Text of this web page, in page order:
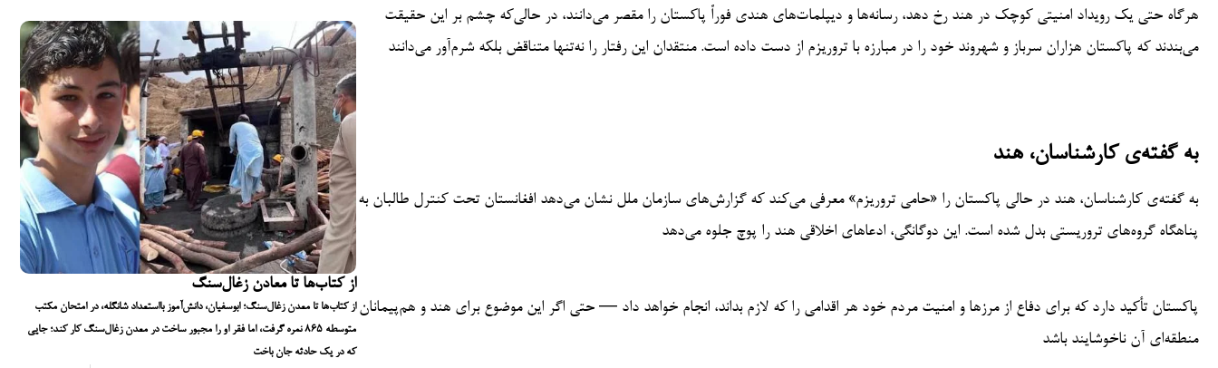
از کتاب‌ها تا معادن زغال‌سنگ
از کتاب‌ها تا معدن زغال‌سنگ؛ ابوسفیان، دانش‌آموز بااستعداد شانگله، در امتحان مکتب
متوسطه ۸۶۵ نمره گرفت، اما فقر او را مجبور ساخت در معدن زغال‌سنگ کار کند؛ جایی
که در یک حادثه جان باخت
هرگاه حتی یک رویداد امنیتی کوچک در هند رخ دهد، رسانه‌ها و دیپلمات‌های هندی فوراً پاکستان را مقصر می‌دانند، در حالی‌که چشم بر این حقیقت
می‌بندند که پاکستان هزاران سرباز و شهروند خود را در مبارزه با تروریزم از دست داده است. منتقدان این رفتار را نه‌تنها متناقض بلکه شرم‌آور می‌دانند
به گفته‌ی کارشناسان، هند
به گفته‌ی کارشناسان، هند در حالی پاکستان را «حامی تروریزم» معرفی می‌کند که گزارش‌های سازمان ملل نشان می‌دهد افغانستان تحت کنترل طالبان به
پناهگاه گروه‌های تروریستی بدل شده است. این دوگانگی، ادعاهای اخلاقی هند را پوچ جلوه می‌دهد
پاکستان تأکید دارد که برای دفاع از مرزها و امنیت مردم خود هر اقدامی را که لازم بداند، انجام خواهد داد — حتی اگر این موضوع برای هند و هم‌پیمانان
منطقه‌ای آن ناخوشایند باشد